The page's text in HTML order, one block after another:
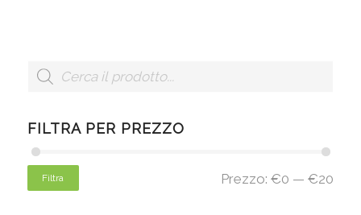
FILTRA PER PREZZO
Filtra Prezzo:€0 —€20